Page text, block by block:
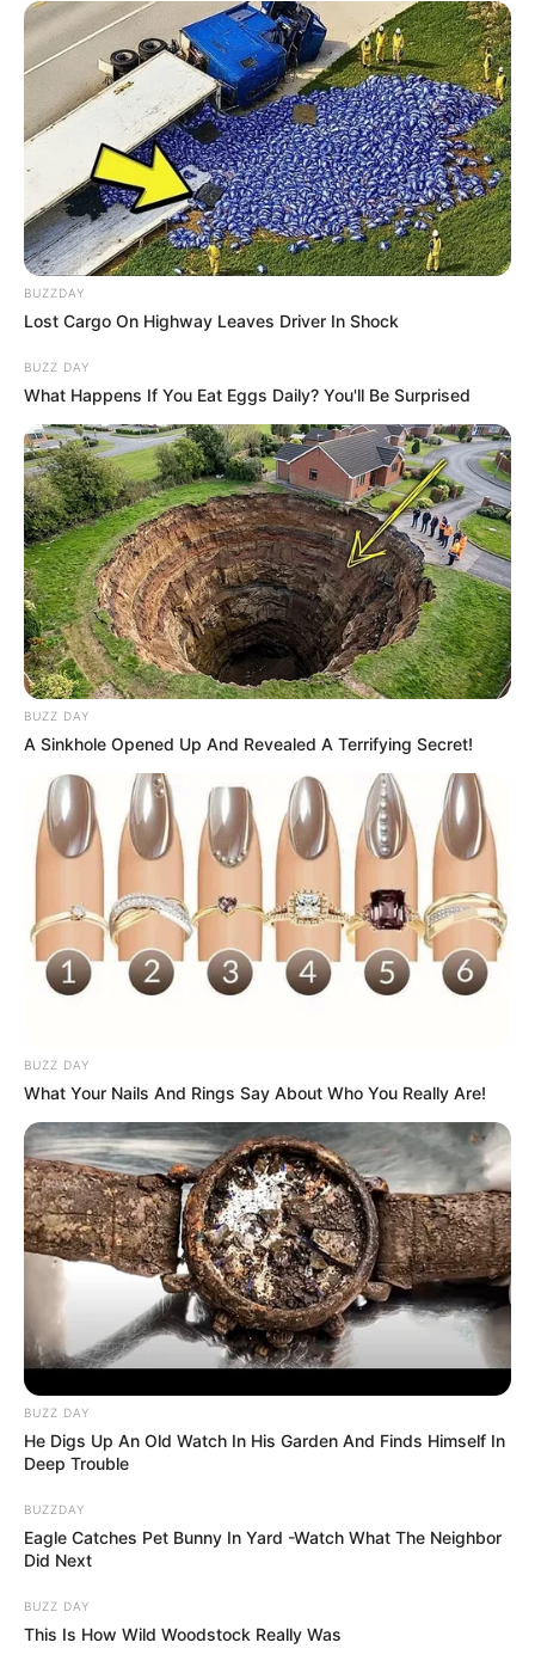
BUZZDAY
Lost Cargo On Highway Leaves Driver In Shock
BUZZ DAY
What Happens If You Eat Eggs Daily? You'll Be Surprised
BUZZ DAY
A Sinkhole Opened Up And Revealed A Terrifying Secret!
BUZZ DAY
What Your Nails And Rings Say About Who You Really Are!
BUZZ DAY
He Digs Up An Old Watch In His Garden And Finds Himself In
Deep Trouble
BUZZDAY
Eagle Catches Pet Bunny In Yard -Watch What The Neighbor
Did Next
BUZZ DAY
This Is How Wild Woodstock Really Was